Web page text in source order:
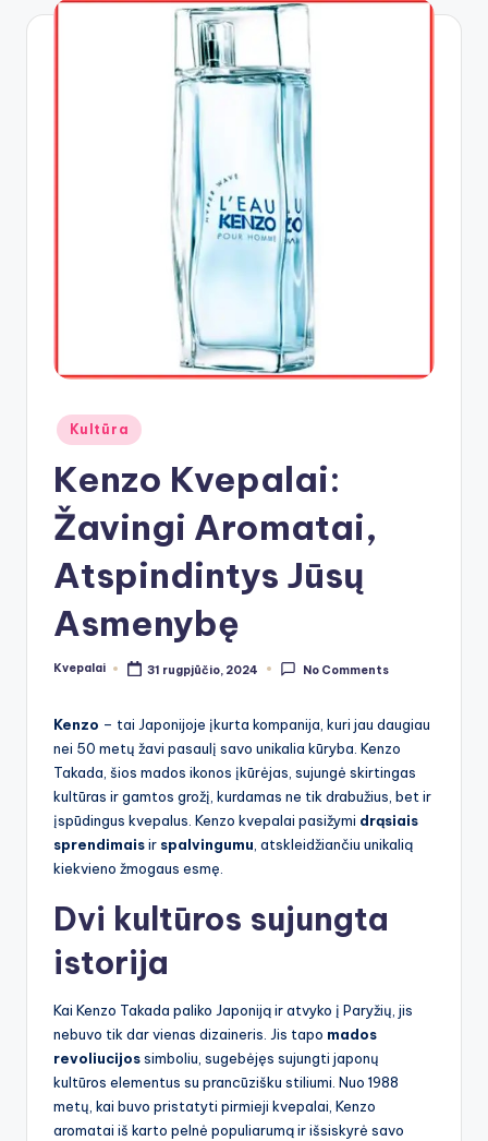
Posted
in
Kultūra
Kenzo Kvepalai:
Žavingi Aromatai,
Atspindintys Jūsų
Asmenybę
Posted
Kvepalai 31 rugpjūčio, 2024 No Comments
Kenzo – tai Japonijoje įkurta kompanija, kuri jau daugiau
nei 50 metų žavi pasaulį savo unikalia kūryba. Kenzo
Takada, šios mados ikonos įkūrėjas, sujungė skirtingas
kultūras ir gamtos grožį, kurdamas ne tik drabužius, bet ir
įspūdingus kvepalus. Kenzo kvepalai pasižymi drąsiais
sprendimaisir spalvingumu , atskleidžiančiu unikalią
kiekvieno žmogaus esmę.
Dvi kultūros sujungta
istorija
Kai Kenzo Takada paliko Japoniją ir atvyko į Paryžių, jis
nebuvo tik dar vienas dizaineris. Jis tapo mados
revoliucijossimboliu, sugebėjęs sujungti japonų
kultūros elementus su prancūzišku stiliumi. Nuo 1988
metų, kai buvo pristatyti pirmieji kvepalai, Kenzo
aromatai iš karto pelnė populiarumą ir išsiskyrė savo